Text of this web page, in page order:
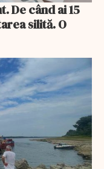
De când ai 15
silită. O